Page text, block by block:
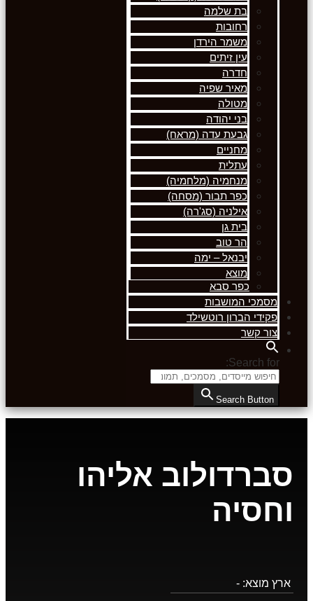
בת שלמה
רחובות
משמר הירדן
עין זיתים
חדרה
מאיר שפיה
מטולה
בני יהודה
גבעת עדה (מראח)
מחניים
עתלית
מנחמיה (מלחמיה)
כפר תבור (מסחה)
אילניה (סג'רה)
בית גן
הר טוב
יבנאל – ימה
מוצא
כפר סבא
מסמכי המושבות
פקידי הברון רוטשילד
צור קשר
Search for:
Search Button
סברדולוב אליהו
וחסיה
ארץ מוצא: -